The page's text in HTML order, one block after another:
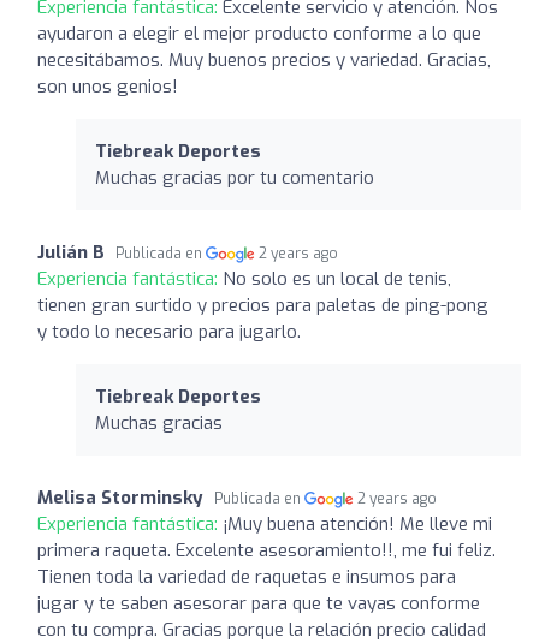
Experiencia fantástica: Excelente servicio y atención. Nos
ayudaron a elegir el mejor producto conforme a lo que
necesitábamos. Muy buenos precios y variedad. Gracias,
son unos genios!
Tiebreak Deportes
Muchas gracias por tu comentario
Julián B Publicada en 2 years ago
Experiencia fantástica: No solo es un local de tenis,
tienen gran surtido y precios para paletas de ping-pong
y todo lo necesario para jugarlo.
Tiebreak Deportes
Muchas gracias
Melisa Storminsky Publicada en 2 years ago
Experiencia fantástica: ¡Muy buena atención! Me lleve mi
primera raqueta. Excelente asesoramiento!!, me fui feliz.
Tienen toda la variedad de raquetas e insumos para
jugar y te saben asesorar para que te vayas conforme
con tu compra. Gracias porque la relación precio calidad